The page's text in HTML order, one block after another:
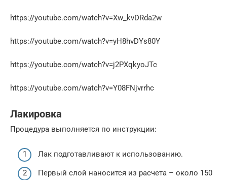
https://youtube.com/watch?v=Xw_kvDRda2w
https://youtube.com/watch?v=yH8hvDYs80Y
https://youtube.com/watch?v=j2PXqkyoJTc
https://youtube.com/watch?v=Y08FNjvrrhc
Лакировка
Процедура выполняется по инструкции:
Лак подготавливают к использованию.
Первый слой наносится из расчета – около 150